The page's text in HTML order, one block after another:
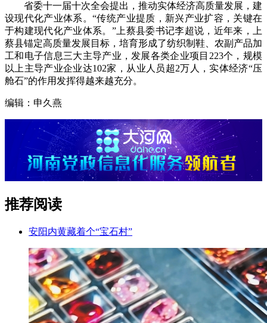
省委十一届十次全会提出，推动实体经济高质量发展，建
设现代化产业体系。“传统产业提质，新兴产业扩容，关键在
于构建现代化产业体系。”上蔡县委书记李超说，近年来，上
蔡县锚定高质量发展目标，培育形成了纺织制鞋、农副产品加
工和电子信息三大主导产业，发展各类企业项目223个，规模
以上主导产业企业达102家，从业人员超2万人，实体经济“压
舱石”的作用发挥得越来越充分。
编辑：申久燕
推荐阅读
安阳内黄藏着个“宝石村”